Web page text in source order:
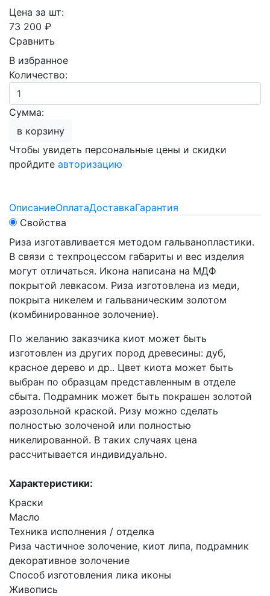
Цена за шт:
73 200 ₽
Сравнить
В избранное
Количество:
Сумма:
в корзину
Чтобы увидеть персональные цены и скидки
пройдите авторизацию
ОписаниеОплатаДоставкаГарантия
Свойства
Риза изготавливается методом гальванопластики.
В связи с техпроцессом габариты и вес изделия
могут отличаться. Икона написана на МДФ
покрытой левкасом. Риза изготовлена из меди,
покрыта никелем и гальваническим золотом
(комбинированное золочение).
По желанию заказчика киот может быть
изготовлен из других пород древесины: дуб,
красное дерево и др.. Цвет киота может быть
выбран по образцам представленным в отделе
сбыта. Подрамник может быть покрашен золотой
аэрозольной краской. Ризу можно сделать
полностью золоченой или полностью
никелированной. В таких случаях цена
рассчитывается индивидуально.
Характеристики:
Краски
Масло
Техника исполнения / отделка
Риза частичное золочение, киот липа, подрамник
декоративное золочение
Способ изготовления лика иконы
Живопись